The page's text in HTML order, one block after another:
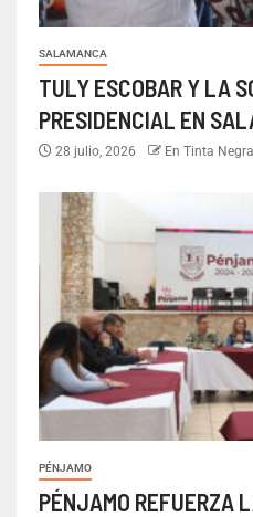
SALAMANCA
TULY ESCOBAR Y LA
PRESIDENCIAL EN
28 julio, 2026 En Tinta Negra
PÉNJAMO
PÉNJAMO REFUERZA